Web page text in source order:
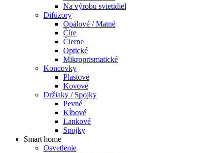
Na výrobu svietidiel
Difúzory
Opálové / Matné
Číre
Čierne
Optické
Mikroprismatické
Koncovky
Plastové
Kovové
Držiaky / Spojky
Pevné
Kĺbové
Lankové
Spojky
Smart home
Osvetlenie